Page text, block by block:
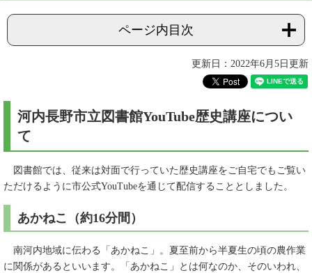
ページ内目次
更新日：2022年6月5日更新
河内長野市立図書館YouTube歴史講座につい
て
図書館では、従来は対面で行っていた歴史講座をご自宅でもご覧い
ただけるように市公式YouTubeを通じて配信することとしました。
あかねこ（約16分間）
南河内地域に伝わる「あかねこ」。夏至前から半夏生の頃の農作業
に関係があるといいます。「あかねこ」とは何なのか、そのいわれ、